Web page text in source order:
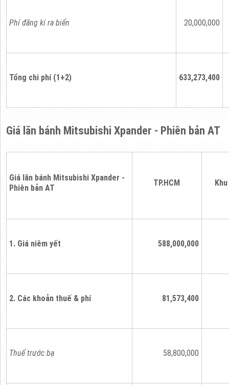
Phí đăng kí ra biển 20,000,000
Tổng chi phí (1+2) 633,273,400
Giá lăn bánh Mitsubishi Xpander - Phiên bản AT
Giá lăn bánh Mitsubishi Xpander -
Phiên bản AT
TP.HCM
1. Giá niêm yết 588,000,000
2. Các khoản thuế & phí 81,573,400
Thuế trước bạ 58,800,000